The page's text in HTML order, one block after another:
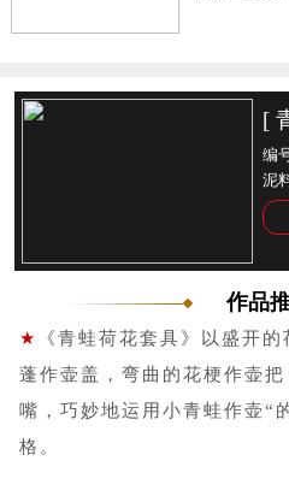
[
编
泥
作品
★ 《青蛙荷花套具》
以盛开
蓬作壶盖，弯曲的花梗作壶
嘴，巧妙地运用小青蛙作壶“
格。